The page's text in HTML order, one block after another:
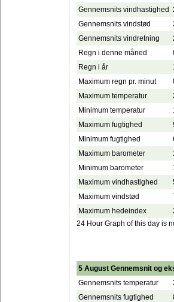
Gennemsnits vindhastighed
Gennemsnits vindstød
Gennemsnits vindretning
Regn i denne måned
Regn i år
Maximum regn pr. minut
Maximum temperatur
Minimum temperatur
Maximum fugtighed
Minimum fugtighed
Maximum barometer
Minimum barometer
Maximum vindhastighed
Maximum vindstød
Maximum hedeindex
24 Hour Graph of this day is
5 August Gennemsnit og
Gennemsnits temperatur
Gennemsnits fugtighed